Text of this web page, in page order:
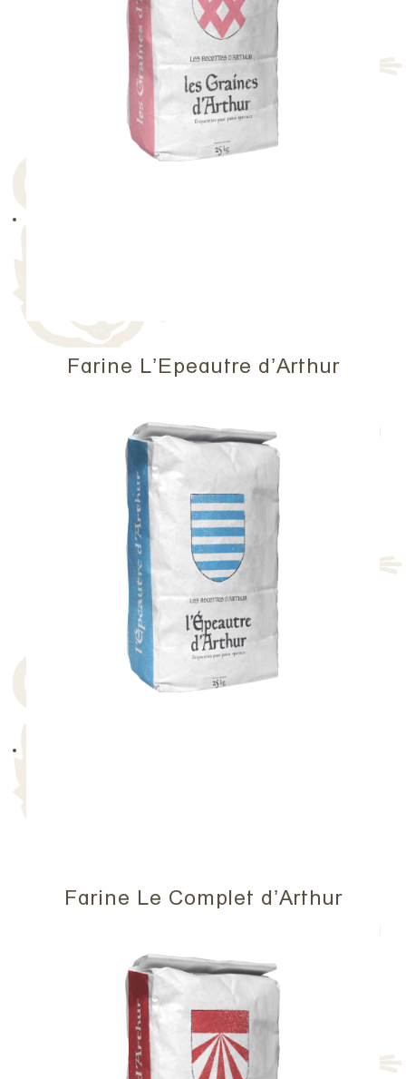
Farine L’Epeautre d’Arthur
Farine Le Complet d’Arthur